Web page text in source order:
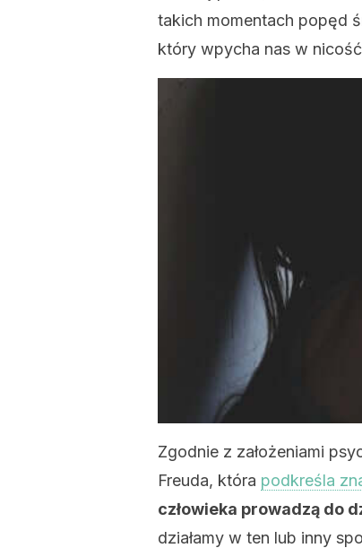
takich momentach popęd
który wpycha nas w
Zgodnie z założeniami
Freuda, która podkreśla
człowieka prowadzą do
działamy w ten lub inny